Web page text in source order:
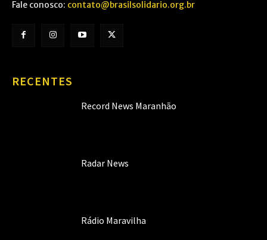
Fale conosco: contato@brasilsolidario.org.br
RECENTES
Record News Maranhão
Radar News
Rádio Maravilha